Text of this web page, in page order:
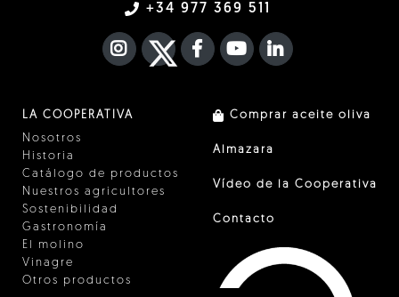
+34 977 369 511
INSTAGRAM
TWITTER
FACEBOOK F
YOUTUBEFA LINKEDIN
LA COOPERATIVA
Nosotros
Historia
Catálogo de productos
Nuestros agricultores
Sostenibilidad
Gastronomía
El molino
Vinagre
Otros productos
Comprar aceite oliva
Almazara
Vídeo de la Cooperativa
Contacto